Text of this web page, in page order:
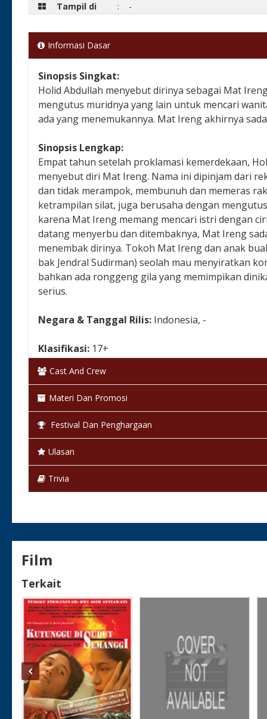
Tampil di
: -
Informasi Dasar
Sinopsis Singkat:
Holid Abdullah menyebut dirinya sebagai Mat
mengutus muridnya yang lain untuk mencari
ada yang menemukannya. Mat Ireng akhirnya
Sinopsis Lengkap:
Empat tahun setelah proklamasi kemerdekaan,
menyebut diri Mat Ireng. Nama ini dipinjam dari
dan tidak merampok, membunuh dan memeras
ketrampilan silat, juga berusaha dengan
karena Mat Ireng memang mencari istri dengan
datang menyerbu dan ditembaknya, Mat Ireng
menembak dirinya. Tokoh Mat Ireng dan anak
bak Jendral Sudirman) seolah mau menyiratkan
bahkan ada ronggeng gila yang memimpikan
serius.
Negara & Tanggal Rilis: Indonesia, -
Klasifikasi: 17+
Bahasa:Bahasa Indonesia
Warna:
Selesai / Rilis
Cast And Crew
Materi Dan Promosi
Festival Dan Penghargaan
Ulasan
Trivia
Film
Terkait